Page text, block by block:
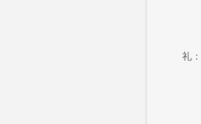
礼：